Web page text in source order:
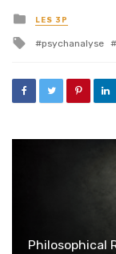
Posted in
LES 3P
Tagged with
psychanalyse
Philosophical